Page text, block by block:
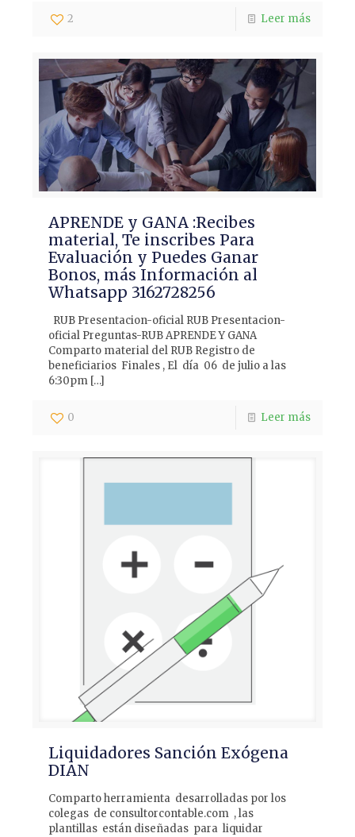
2 Leer más
APRENDE y GANA :Recibes
material, Te inscribes Para
Evaluación y Puedes Ganar
Bonos, más Información al
Whatsapp 3162728256
RUB Presentacion-oficial RUB Presentacion-
oficial Preguntas-RUB APRENDE Y GANA
Comparto material del RUB Registro de
beneficiarios Finales , El día 06 de julio a las
6:30pm[…]
0 Leer más
Liquidadores Sanción Exógena
DIAN
Comparto herramienta desarrolladas por los
colegas de consultorcontable.com , las
plantillas están diseñadas para liquidar